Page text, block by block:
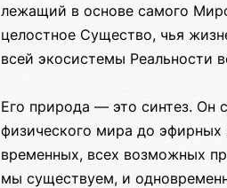
лежащий в основе самого
целостное Существо, чья
всей экосистемы Реальности
Его природа — это синтез. Он
физического мира до эфирных
временных, всех возможных
мы существуем, и